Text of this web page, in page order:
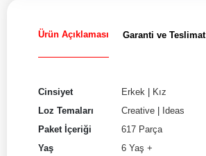
Ürün Açıklaması Garanti ve Teslimat
Cinsiyet Erkek | Kız
Loz Temaları
Creative | Ideas
Paket İçeriği
617 Parça
Yaş
6 Yaş +